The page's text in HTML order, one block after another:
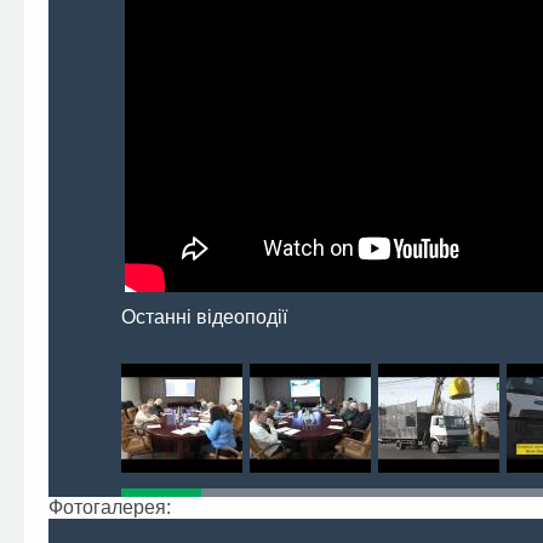
Останні відеоподії
Фотогалерея: